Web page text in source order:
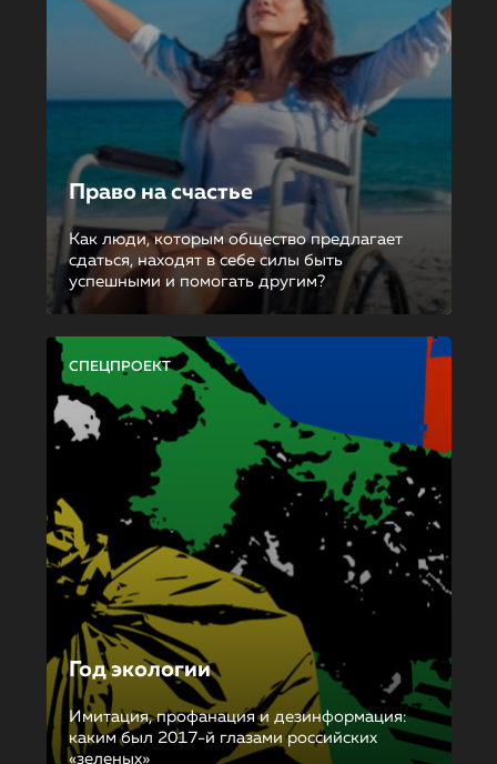
Право на счастье
Как люди, которым общество предлагает
сдаться, находят в себе силы быть
успешными и помогать другим?
СПЕЦПРОЕКТ
Год экологии
Имитация, профанация и дезинформация:
каким был 2017-й глазами российских
«зеленых»